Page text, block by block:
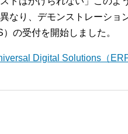
なり、デモンストレーショ
の受付を開始しました。
Digital Solutions（